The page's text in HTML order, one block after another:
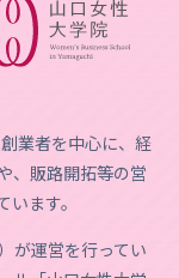
業者を中心に、経
、販路開拓等の営
ます。
が運営を行ってい